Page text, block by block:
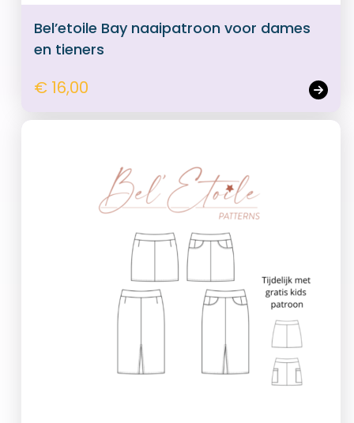
Bel’etoile Bay naaipatroon voor dames
en tieners
€ 16,00